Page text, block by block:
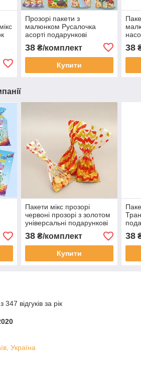
Прозорі пакети з
малюнком Русалочка
асорті подарункові
фасувальні із затискачами
комплект 10 шт 27х12.5
см
38₴/комплект
Купити
10
38
з
Пакети мікс прозорі
червоні прозорі з золотом
універсальні подарункові
фасувальні з затискачами
10 шт 27х 12.5 см
38₴/комплект
Купити
см
38
відгуків за рік
Україна